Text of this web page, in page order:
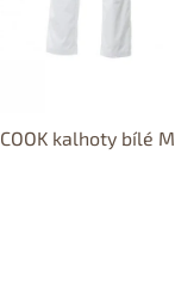
COOK kalhoty bílé M